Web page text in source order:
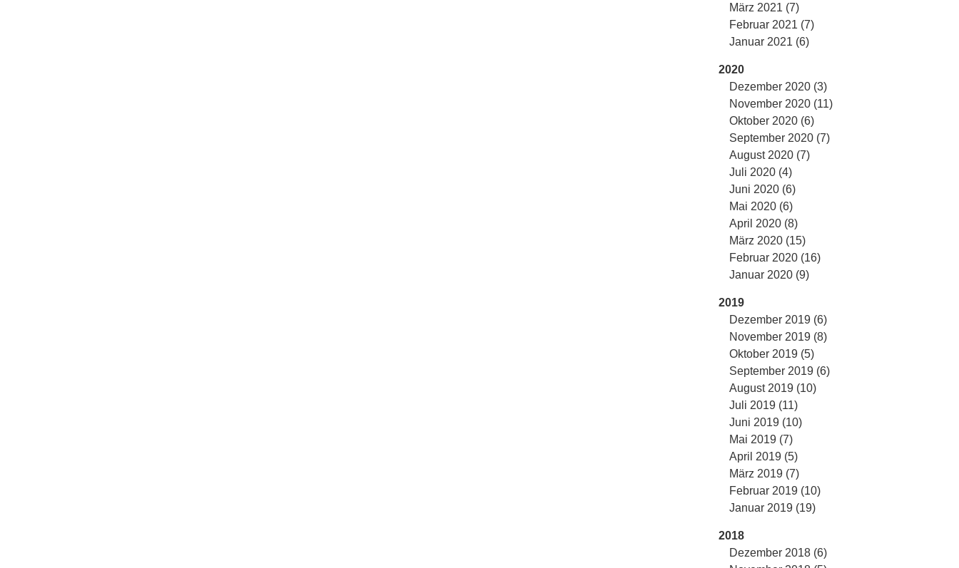
März 2021 (7)
Februar 2021 (7)
Januar 2021 (6)
2020
Dezember 2020 (3)
November 2020 (11)
Oktober 2020 (6)
September 2020 (7)
August 2020 (7)
Juli 2020 (4)
Juni 2020 (6)
Mai 2020 (6)
April 2020 (8)
März 2020 (15)
Februar 2020 (16)
Januar 2020 (9)
2019
Dezember 2019 (6)
November 2019 (8)
Oktober 2019 (5)
September 2019 (6)
August 2019 (10)
Juli 2019 (11)
Juni 2019 (10)
Mai 2019 (7)
April 2019 (5)
März 2019 (7)
Februar 2019 (10)
Januar 2019 (19)
2018
Dezember 2018 (6)